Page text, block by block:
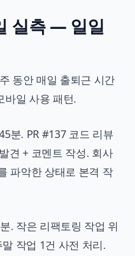
실측 — 일일
동안 매일 출퇴근 시간
바일 사용 패턴.
분. PR #137 코드 리뷰
견 + 코멘트 작성. 회사
파악한 상태로 본격 작
. 작은 리팩토링 작업 위
작업 1건 사전 처리.